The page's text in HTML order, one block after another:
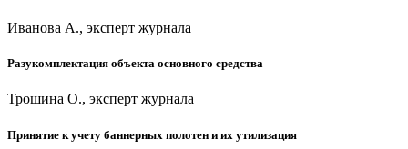
Иванова А., эксперт журнала
Разукомплектация объекта основного средства
Трошина О., эксперт журнала
Принятие к учету баннерных полотен и их утилизация